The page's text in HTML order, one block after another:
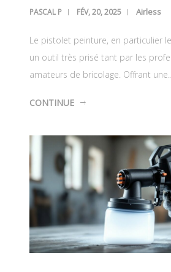
PASCAL P FÉV, 20, 2025 Airless
Le pistolet peinture, en particulier
un outil très prisé tant par les
amateurs de bricolage. Offrant
CONTINUE